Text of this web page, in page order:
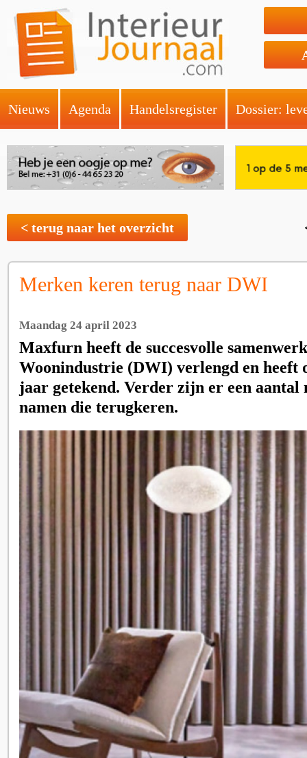
Nieuws Agenda Handelsregister Dossier:
< terug naar het overzicht
Merken keren terug naar DWI
Maandag 24 april 2023
Maxfurn heeft de succesvolle
Woonindustrie (DWI) verlengd en heeft
jaar getekend. Verder zijn er een aantal
namen die terugkeren.